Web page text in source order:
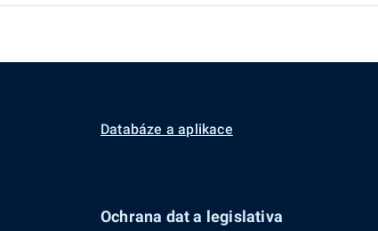
Databáze a aplikace
Ochrana dat a legislativa